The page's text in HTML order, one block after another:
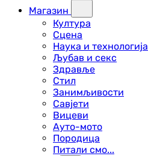
Магазин
Култура
Сцена
Наука и технологија
Љубав и секс
Здравље
Стил
Занимљивости
Савјети
Вицеви
Ауто-мото
Породица
Питали смо...